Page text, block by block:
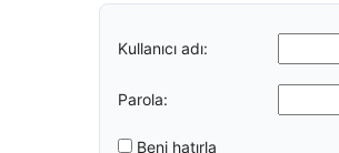
Kullanıcı adı:
Parola:
Beni hatırla